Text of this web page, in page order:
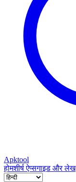
Apktool
होमशीर्ष ऐप्सगाइड और लेख